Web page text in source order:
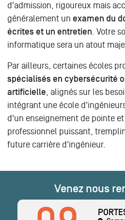
d'admission, rigoureux mais
généralement un examen du
écrites et un entretien. Votre
informatique sera un atout
Par ailleurs, certaines écoles
spécialisés en cybersécurité
artificielle, alignés sur les
intégrant une école
d'un enseignement de pointe
professionnel puissant,
future carrière d'ingénieur.
Venez nous